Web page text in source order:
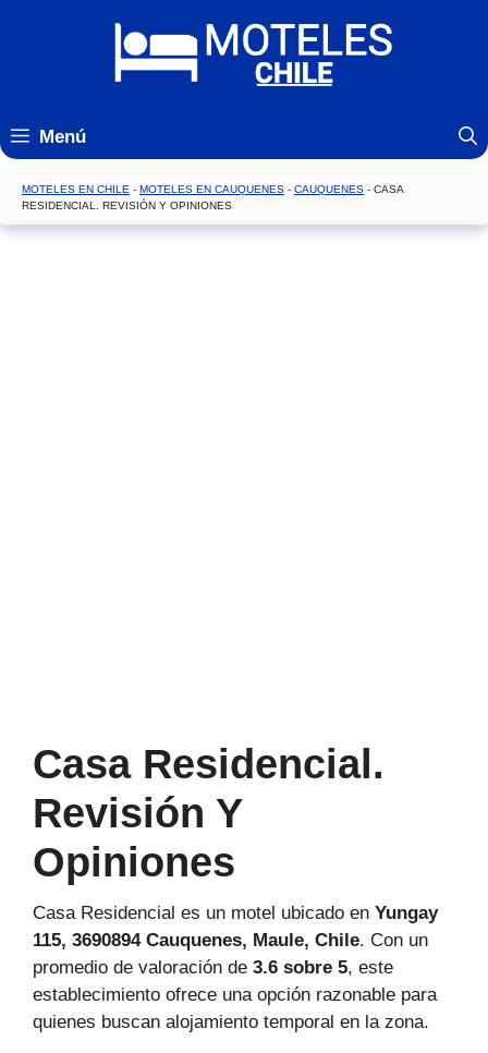
Menú
MOTELES EN CHILE - MOTELES EN CAUQUENES - CAUQUENES - CASA
RESIDENCIAL. REVISIÓN Y OPINIONES
Casa Residencial.
Revisión Y
Opiniones
Casa Residencial es un motel ubicado en Yungay
115, 3690894 Cauquenes, Maule, Chile. Con un
promedio de valoración de 3.6 sobre 5, este
establecimiento ofrece una opción razonable para
quienes buscan alojamiento temporal en la zona.